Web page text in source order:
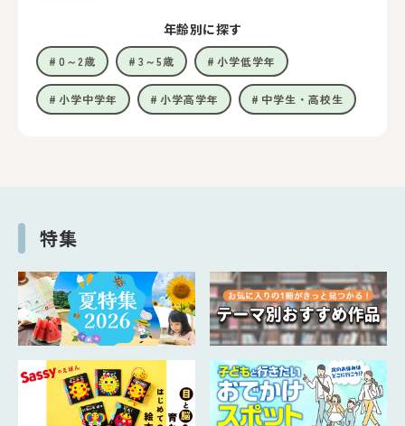
年齢別に探す
0～2歳 3～5歳 小学低学年
小学中学年 小学高学年 中学生・高校生
特集